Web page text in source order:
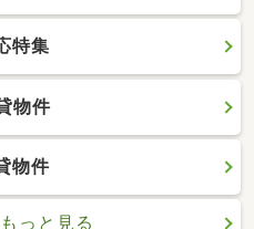
特集
物件
物件
っと見る